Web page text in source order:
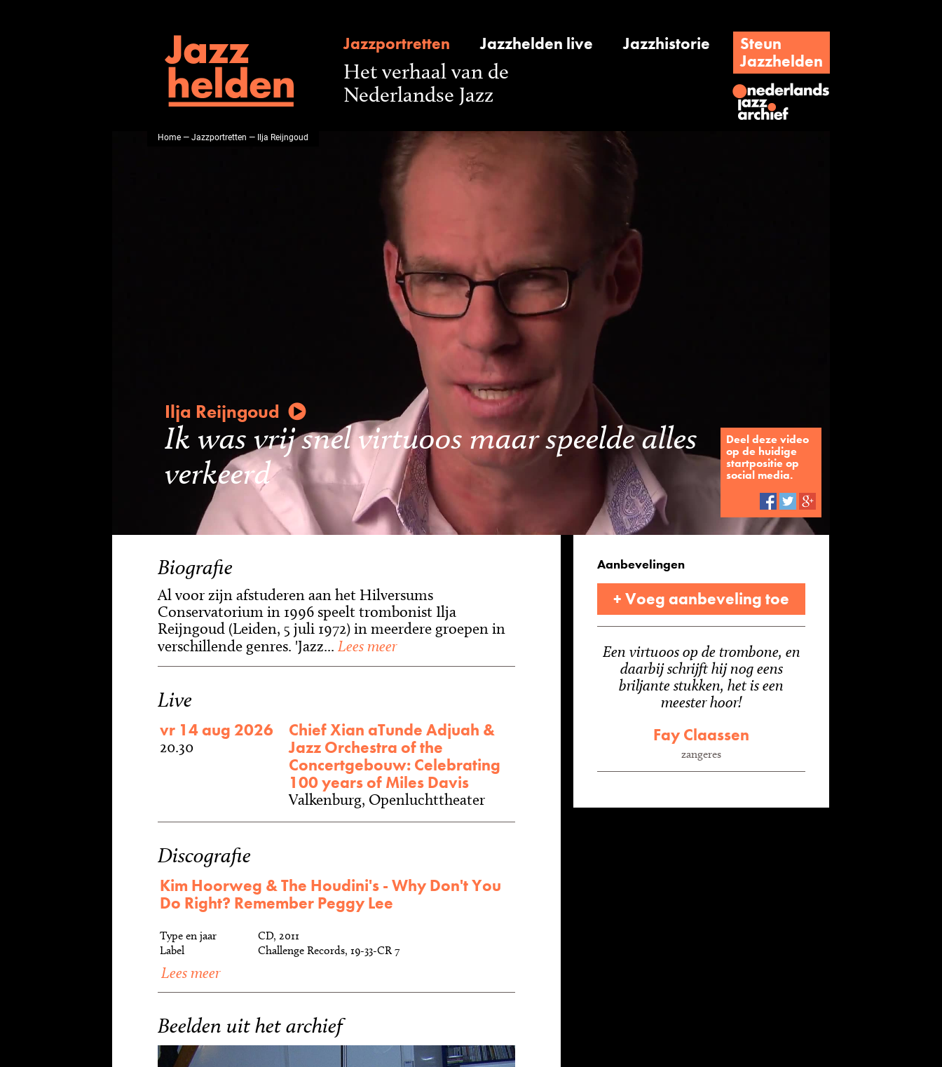
Jazzportretten Jazzhelden live Jazzhistorie
Steun
Jazzhelden
Het verhaal van de
Nederlandse Jazz
Home—Jazzportretten — Ilja Reijngoud
Ilja Reijngoud
Ik was vrij snel virtuoos maar speelde alles
verkeerd
Deel deze video
op de huidige
startpositie op
social media.
Biografie
Al voor zijn afstuderen aan het Hilversums
Conservatorium in 1996 speelt trombonist Ilja
Reijngoud (Leiden, 5 juli 1972) in meerdere groepen in
verschillende genres. 'Jazz... Lees meer
Live
vr 14 aug 2026
20.30
Chief Xian aTunde Adjuah &
Jazz Orchestra of the
Concertgebouw: Celebrating
100 years of Miles Davis
Valkenburg, Openluchttheater
Discografie
Kim Hoorweg & The Houdini's - Why Don't You
Do Right? Remember Peggy Lee
Type en jaar
CD, 2011
Label
Challenge Records, 19-33-CR 7
Lees meer
Beelden uit het archief
Aanbevelingen
+ Voeg aanbeveling toe
Een virtuoos op de trombone, en
daarbij schrijft hij nog eens
briljante stukken, het is een
meester hoor!
Fay Claassen
zangeres